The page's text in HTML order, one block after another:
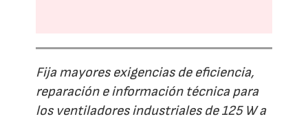
Fija mayores exigencias de eficiencia,
reparación e información técnica para
los ventiladores industriales de 125 W a